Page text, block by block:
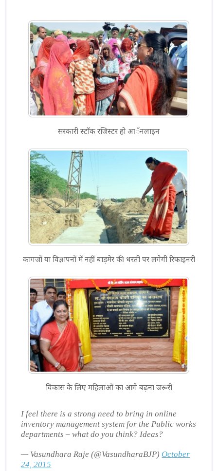
सरकारी स्टाॅक रजिस्टर हो आॅनलाइन
कागजों या विज्ञापनों में नहीं बाड़मेर की धरती पर लगेगी रिफाइनरी
विकास के लिए महिलाओं का आगे बढ़ना जरूरी
I feel there is a strong need to bring in online
inventory management system for the Public works
departments – what do you think? Ideas?
— Vasundhara Raje (@VasundharaBJP) October
24, 2015